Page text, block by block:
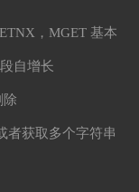
，MGET 基本
自增长
除
者获取多个字符串